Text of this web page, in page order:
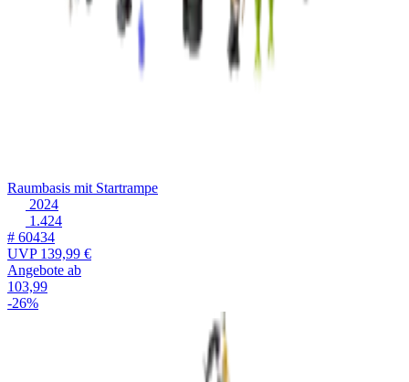
Raumbasis mit Startrampe
2024
1.424
# 60434
UVP139,99 €
Angebote ab
103,99
-26%